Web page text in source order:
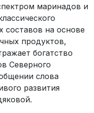
маринадов и
составов на основе
продуктов,
богатство
Северного
слова
развития